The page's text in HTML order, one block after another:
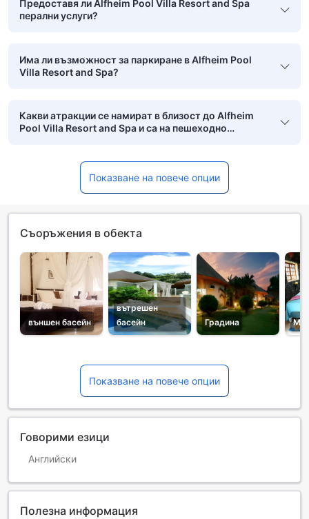
Предоставя ли Alfheim Pool Villa Resort and Spa
перални услуги?
Има ли възможност за паркиране в Alfheim Pool
Villa Resort and Spa?
Какви атракции се намират в близост до Alfheim
Pool Villa Resort and Spa и са на пешеходно
Показване на повече опции
Съоръжения в обекта
външен басейн
вътрешен
басейн
Градина
Показване на повече опции
Говорими езици
Английски
Полезна информация